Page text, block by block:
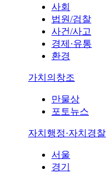
사회
법원/검찰
사건/사고
경제·유통
환경
가치의창조
만물상
포토뉴스
자치행정·자치경찰
서울
경기